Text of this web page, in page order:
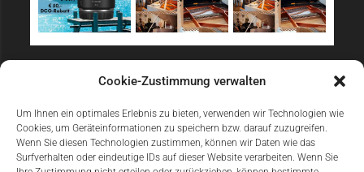
Cookie-Zustimmung verwalten
Um Ihnen ein optimales Erlebnis zu bieten, verwenden wir Technologien wie
Cookies, um Geräteinformationen zu speichern bzw. darauf zuzugreifen.
Wenn Sie diesen Technologien zustimmen, können wir Daten wie das
Surfverhalten oder eindeutige IDs auf dieser Website verarbeiten. Wenn Sie
Sicher Einkaufen